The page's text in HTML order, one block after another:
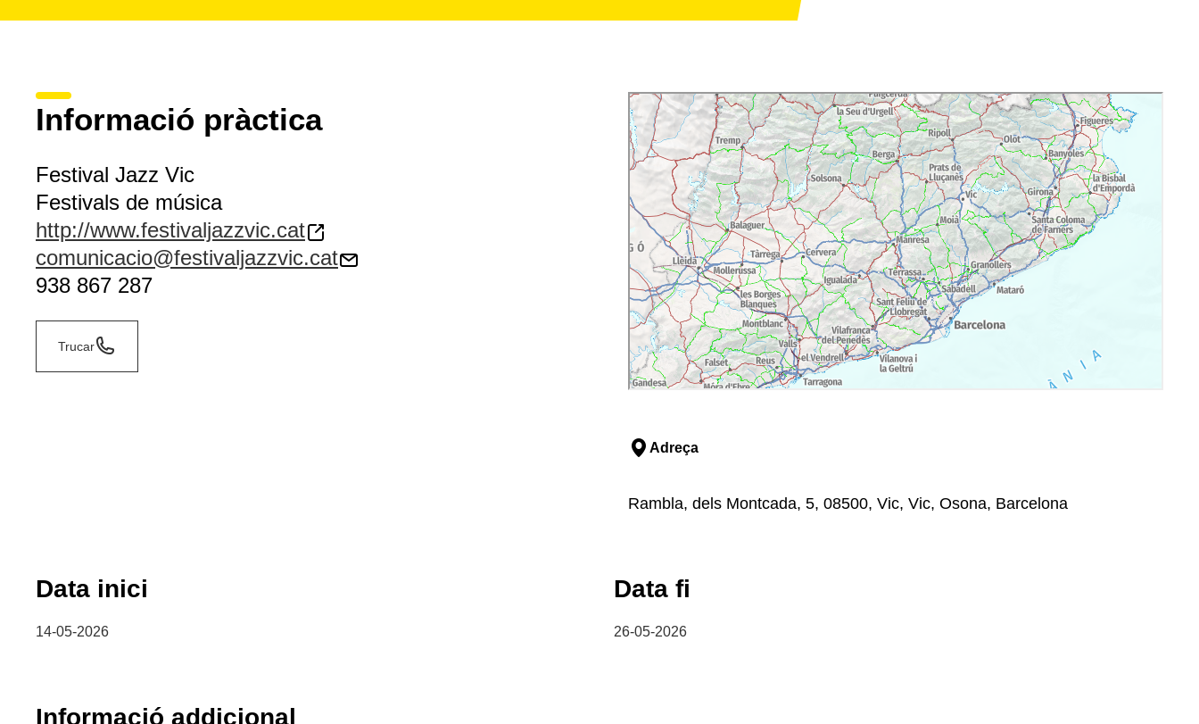
Informació pràctica
Festival Jazz Vic
Festivals de música
http://www.festivaljazzvic.cat
comunicacio@festivaljazzvic.cat
938 867 287
Trucar
Adreça
Rambla, dels Montcada, 5, 08500, Vic, Vic, Osona, Barcelona
Data inici
14-05-2026
Data fi
26-05-2026
Informació addicional